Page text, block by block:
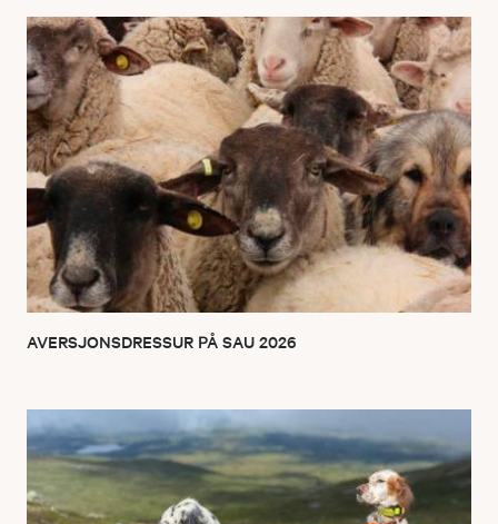
AVERSJONSDRESSUR PÅ SAU 2026